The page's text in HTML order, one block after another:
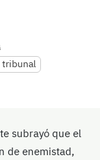
tribunal
subrayó que el
de enemistad,